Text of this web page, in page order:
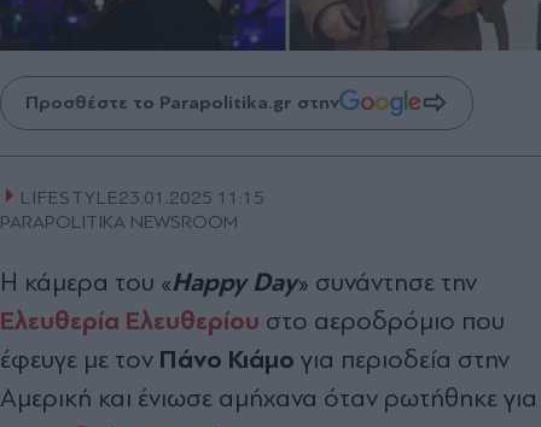
Προσθέστε το Parapolitika.gr στην
LIFESTYLE23.01.2025 11:15
PARAPOLITIKA NEWSROOM
H κάμερα του «Happy Day» συνάντησε την
Ελευθερία Ελευθερίου στο αεροδρόμιο που
έφευγε με τον Πάνο Κιάμο για περιοδεία στην
Αμερική και ένιωσε αμήχανα όταν ρωτήθηκε για